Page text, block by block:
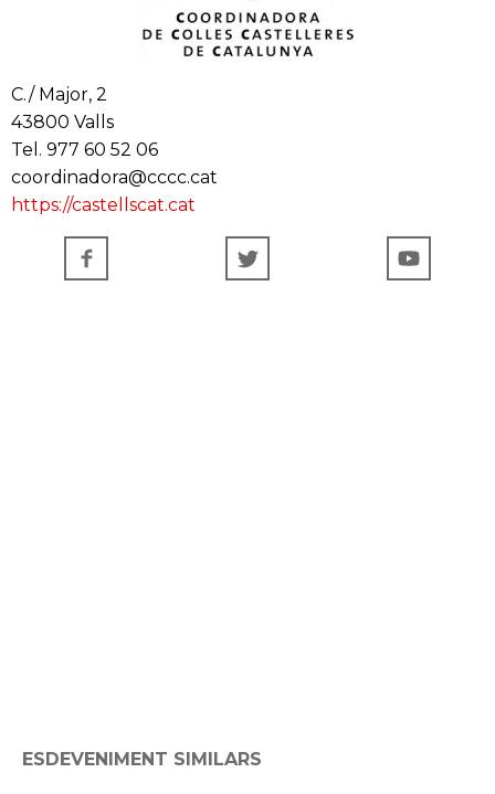
C./ Major, 2
43800 Valls
Tel. 977 60 52 06
coordinadora@cccc.cat
https://castellscat.cat
ESDEVENIMENT SIMILARS